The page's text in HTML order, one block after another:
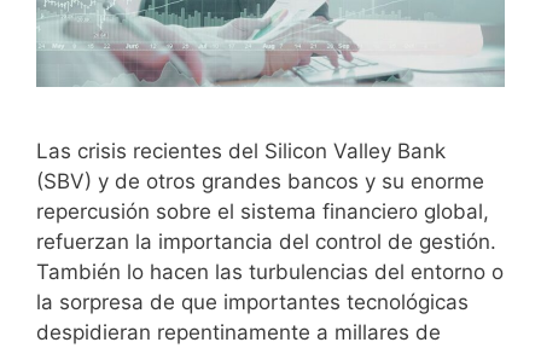
Las crisis recientes del Silicon Valley Bank
(SBV) y de otros grandes bancos y su enorme
repercusión sobre el sistema financiero global,
refuerzan la importancia del control de gestión.
También lo hacen las turbulencias del entorno o
la sorpresa de que importantes tecnológicas
despidieran repentinamente a millares de